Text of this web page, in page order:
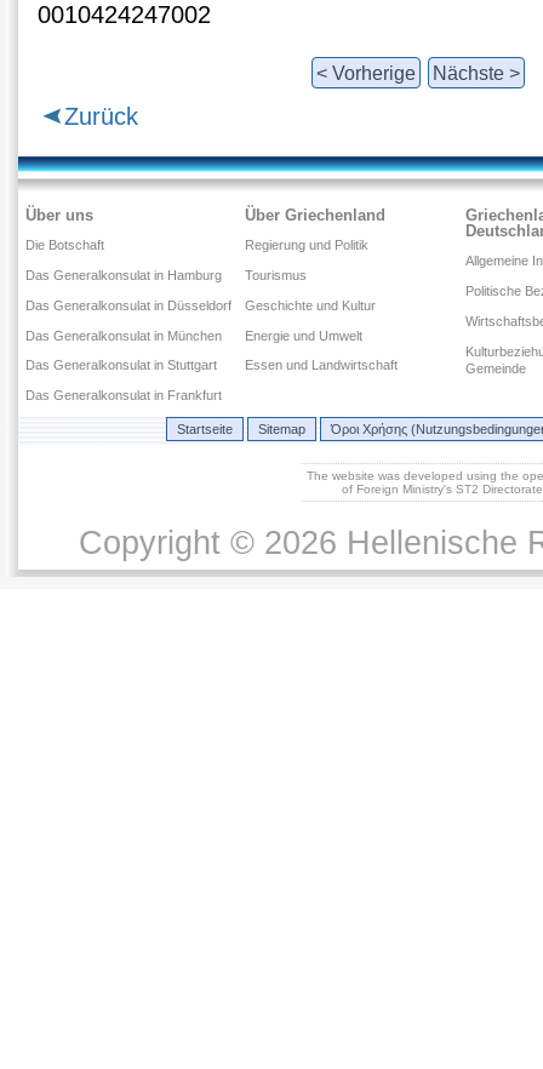
0010424247002
< Vorherige Nächste >
Zurück
Über uns
Die Botschaft
Das Generalkonsulat in Hamburg
Das Generalkonsulat in Düsseldorf
Das Generalkonsulat in München
Das Generalkonsulat in Stuttgart
Das Generalkonsulat in Frankfurt
Über Griechenland
Regierung und Politik
Tourismus
Geschichte und Kultur
Energie und Umwelt
Essen und Landwirtschaft
Allgemeine
Politische
Gemeinde
Startseite Sitemap Όροι Χρήσης
The website was developed using the
of Foreign Ministry's ST2
Copyright © 2026 Hellenische